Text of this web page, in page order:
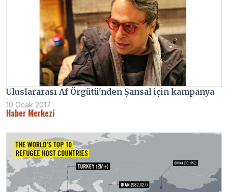
Uluslararası Af Örgütü'nden Şansal için kampanya
10 Ocak 2017
Haber Merkezi